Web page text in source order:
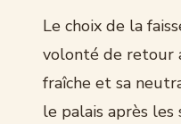
Le choix de la
volonté de retour
fraîche et sa
le palais après